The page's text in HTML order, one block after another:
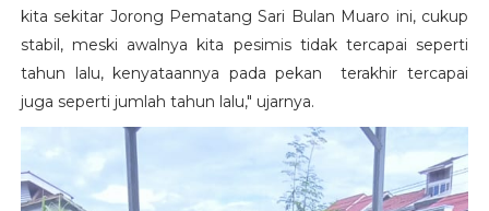
kita sekitar Jorong Pematang Sari Bulan Muaro ini, cukup
stabil, meski awalnya kita pesimis tidak tercapai seperti
tahun lalu, kenyataannya pada pekan terakhir tercapai
juga seperti jumlah tahun lalu," ujarnya.